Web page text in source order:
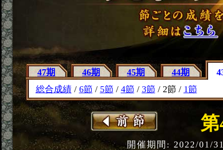
47期 46期 45期 44期
総合成績/ 6節 / 5節 / 4節 / 3節 / 2節 / 1節
第
開催期間: 2022/01/